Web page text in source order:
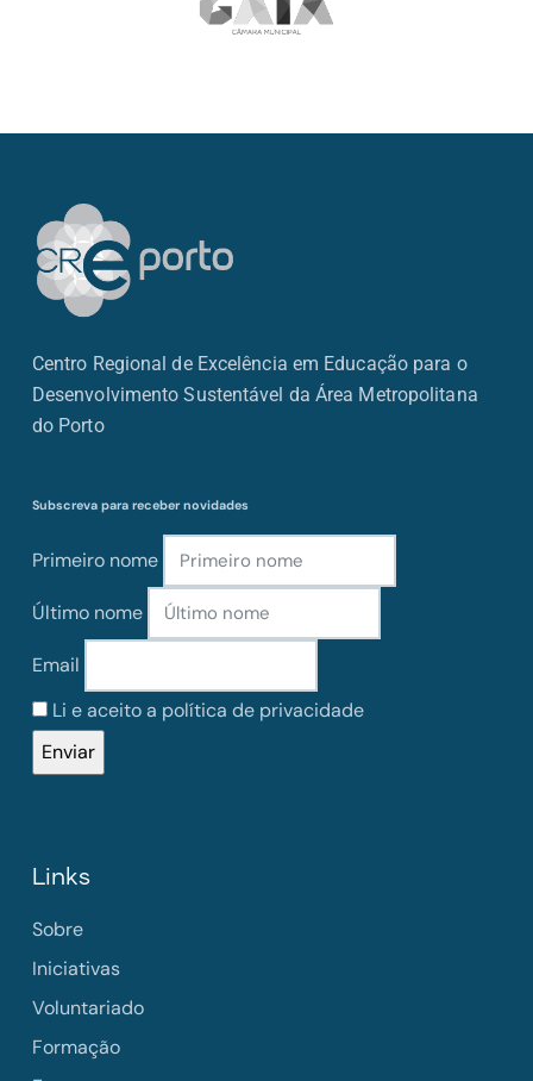
Centro Regional de Excelência em Educação para o
Desenvolvimento Sustentável da Área Metropolitana
do Porto
Subscreva para receber novidades
Primeiro nome
Último nome
Email
Li e aceito a política de privacidade
Links
Sobre
Iniciativas
Voluntariado
Formação